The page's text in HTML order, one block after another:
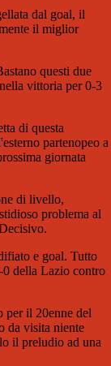
dal goal, il
il miglior
questi due
vittoria per 0-3
di questa
partenopeo a
giornata
di livello,
problema al
e goal. Tutto
0 della Lazio contro
per il 20enne del
da visita niente
il preludio ad una